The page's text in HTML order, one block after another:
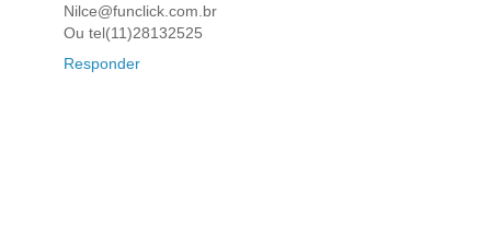
Nilce@funclick.com.br
Ou tel(11)28132525
Responder